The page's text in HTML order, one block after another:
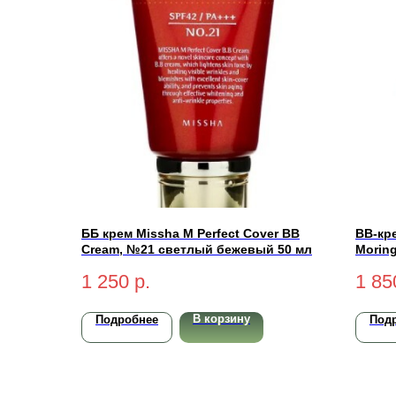
ББ крем Missha M Perfect Cover BB
Cream, №21 светлый бежевый 50 мл
1 250 р.
Подробнее В корзину
BB-
1